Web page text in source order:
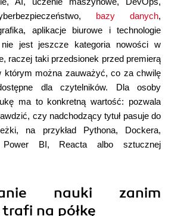
bazy danych,
aplikacje biurowe i technologie
jest jeszcze kategoria nowości w
raczej taki przedsionek przed premierą
można zauważyć, co za chwilę
dla czytelników. Dla osoby
ma to konkretną wartość: pozwala
czy nadchodzący tytuł pasuje do
na przykład Pythona, Dockera,
Power BI, Reacta albo sztucznej
nauki zanim
na półkę